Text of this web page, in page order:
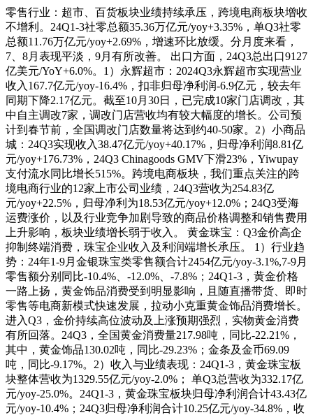
零售行业：超市、百货板块业绩持续承压，跨境电商板块增收
不增利。24Q1-3社零总额35.36万亿元/yoy+3.35%，单Q3社零
总额11.76万亿元/yoy+2.69%，增速环比放缓。分月度来看，
7、8月表现平淡，9月有所改善。 出口方面，24Q3总出口9127
亿美元/YoY+6.0%。1）永辉超市：2024Q3永辉超市实现营业
收入167.7亿元/yoy-16.4%，扣非归母净利润-6.9亿元，较去年
同期下降2.17亿元。截至10月30日，已完成10家门店调改，其
中自主调改7家，调改门店营收均有较大幅度的增长。公司预
计到春节前，全国调改门店数量将达到约40-50家。2）小商品
城：24Q3实现收入38.47亿元/yoy+40.17%，归母净利润8.81亿
元/yoy+176.73%，24Q3 Chinagoods GMV下滑23%，Yiwupay
支付流水同比增长515%。跨境电商板块，我们重点关注的跨
境电商行业的12家上市公司业绩，24Q3营收为254.83亿
元/yoy+22.5%，归母净利为18.53亿元/yoy+12.0%；24Q3受海
运费涨价，以及行业竞争加剧导致的商品价格调整和销售费用
上升影响，板块业绩增长弱于收入。 黄金珠宝：Q3金价高企
抑制终端消费，珠宝企业收入及利润端增长承压。 1）行业趋
势：24年1-9月金银珠宝类零售额合计2454亿元/yoy-3.1%,7-9月
零售额分别同比-10.4%、-12.0%、-7.8%；24Q1-3，黄金价格
一路上扬，黄金饰品消费受到明显影响，且随直播带货、即时
零售等电商新模式快速发展，拉动小克重黄金饰品消费增长。
进入Q3，金价持续高位波动及上涨预期强烈，实物黄金消费
有所回落。24Q3，全国黄金消费量217.98吨，同比-22.21%，
其中，黄金饰品130.02吨，同比-29.23%；金条及金币69.09
吨，同比-9.17%。2）收入与业绩表现：24Q1-3，黄金珠宝板
块整体营收为1329.55亿元/yoy-2.0%； 单Q3总营收为332.17亿
元/yoy-25.0%。24Q1-3，黄金珠宝板块归母净利润合计43.43亿
元/yoy-10.4%；24Q3归母净利润合计10.25亿元/yoy-34.8%，收